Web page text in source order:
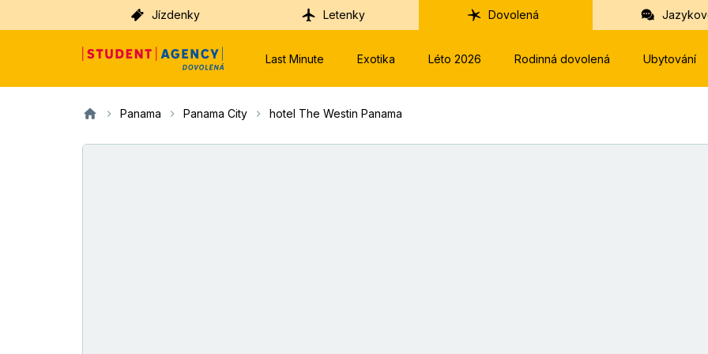
Jízdenky Letenky Dovolená
Last Minute Exotika Léto 2026 Rodinná dovolená Ubytování
Panama Panama City hotel The Westin Panama